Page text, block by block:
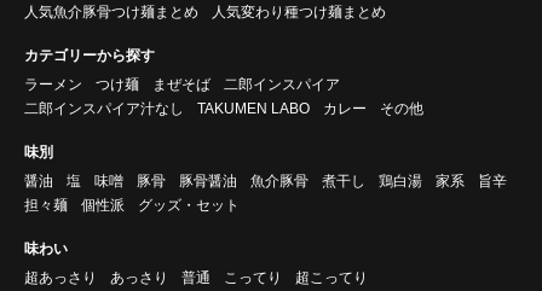
人気魚介豚骨つけ麺まとめ
人気変わり種つけ麺まとめ
カテゴリーから探す
ラーメン
つけ麺 まぜそば
二郎インスパイア
二郎インスパイア汁なし
TAKUMEN LABO カレー その他
味別
醤油
塩 味噌 豚骨 豚骨醤油 魚介豚骨 煮干し 鶏白湯 家系
旨辛
担々麺
個性派 グッズ・セット
味わい
超あっさり
あっさり 普通 こってり 超こってり